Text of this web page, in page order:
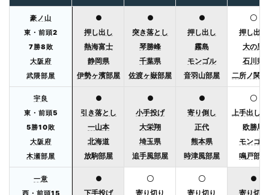
豪ノ山
東・前頭2
7勝8敗
大阪府
武隈部屋
●
押し出し
熱海富士
静岡県
伊勢ヶ濱部屋
●
突き落とし
琴勝峰
千葉県
佐渡ヶ嶽部屋
●
押し出し
霧島
モンゴル
音羽山部屋
〇
押し出し
大の里
石川県
二所ノ関
宇良
東・前頭5
5勝10敗
大阪府
木瀬部屋
●
引き落とし
一山本
北海道
放駒部屋
●
小手投げ
大栄翔
埼玉県
追手風部屋
●
寄り倒し
正代
熊本県
時津風部屋
〇
上手出し
欧勝馬
モンゴル
鳴戸部屋
一意
西・前頭15
●
下手投げ
〇
寄り切り
〇
寄り切り
●
寄り切り